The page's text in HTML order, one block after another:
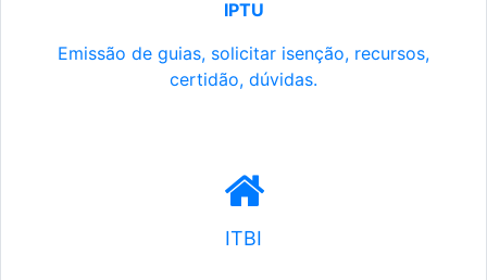
IPTU
Emissão de guias, solicitar isenção, recursos,
certidão, dúvidas.
ITBI